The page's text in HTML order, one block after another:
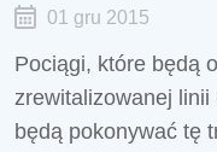
01 gru 2015
Pociągi, które będą
zrewitalizowanej linii
będą pokonywać tę